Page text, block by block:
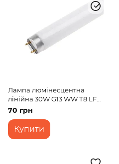
Лампа люмінесцентна
лінійна 30W G13 WW Т8 LF
220V
70 грн
Купити